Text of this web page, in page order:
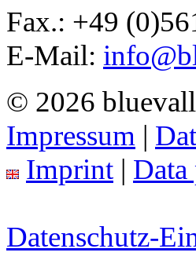
Fax.: +49
E-Mail:
© 2026
Impressum |
Imprint |
Datenschutz-